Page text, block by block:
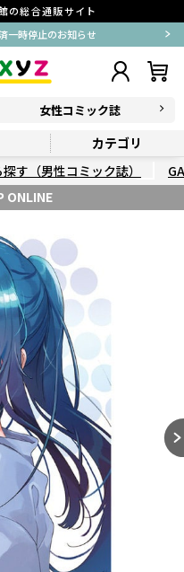
の総合通販サイト
一時停止のお知らせ
女性コミック誌
カテゴリ
す（男性コミック誌）
ONLINE